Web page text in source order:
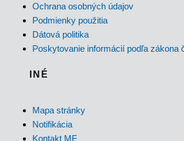
Ochrana osobných údajov
Podmienky použitia
Dátová politika
Poskytovanie informácií podľa zákona
INÉ
Mapa stránky
Notifikácia
Kontakt MF